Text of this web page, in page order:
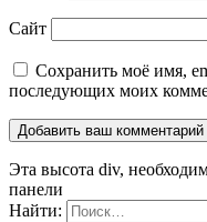
Сайт
Сохранить моё имя,
последующих моих
Эта высота div,
панели
Найти: